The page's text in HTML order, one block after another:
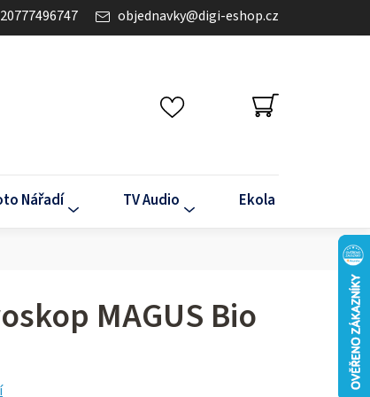
objednavky@digi-eshop.cz
NÁKUPNÍ
KOŠÍK
Nářadí TV Audio Ekola
MAGUS Bio